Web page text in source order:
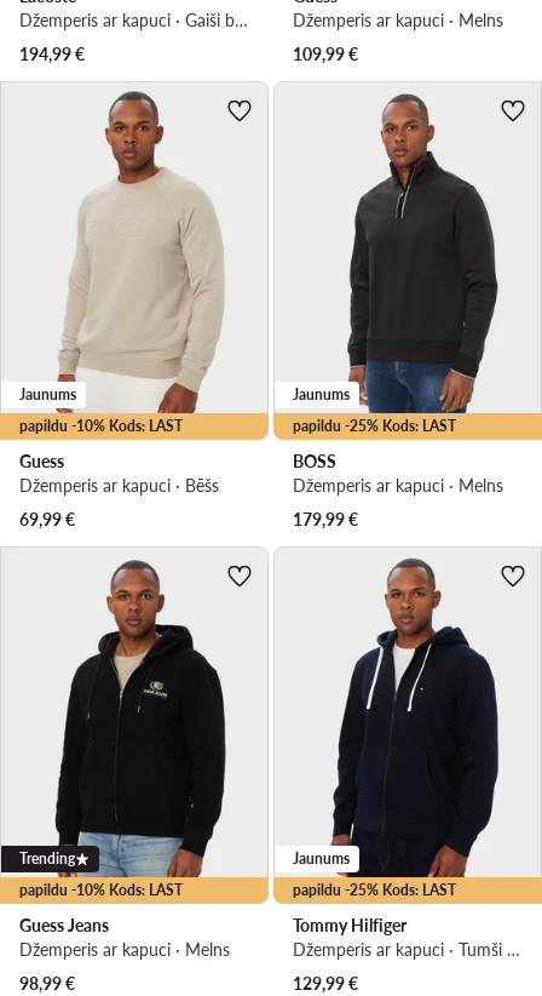
Džemperis ar kapuci · Gaiši bēša
194,99€
Džemperis ar kapuci · Melns
109,99€
papildu -10% Kods: LAST
Jaunums
Guess
Džemperis ar kapuci · Bēšs
69,99€
papildu -25% Kods: LAST
Jaunums
BOSS
Džemperis ar kapuci · Melns
179,99€
papildu -10% Kods: LAST
Trending
Guess Jeans
Džemperis ar kapuci · Melns
98,99€
papildu -25% Kods: LAST
Jaunums
Tommy Hilfiger
Džemperis ar kapuci · Tumši zils
129,99€